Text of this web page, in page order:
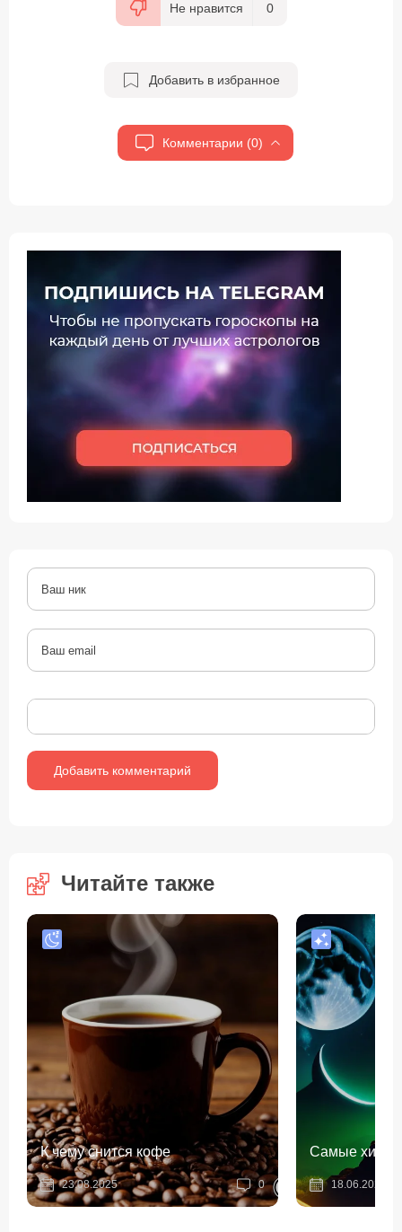
Не нравится 0
Добавить в избранное
Комментарии (0)
Читайте также
К чему снится кофе
23.08.2025 0
Самые
18.06.2023